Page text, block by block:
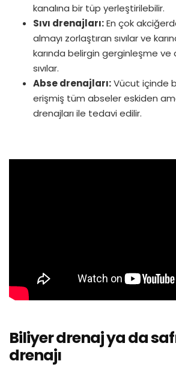
kanalına bir tüp yerleştirilebilir.
Sıvı drenajları:En çok
almayı zorlaştıran sıvılar ve
karında belirgin gerginleşme ve
sıvılar.
Abse drenajları:Vücut içinde
erişmiş tüm abseler eskiden
drenajları ile tedavi edilir.
Biliyer drenaj ya da
drenajı